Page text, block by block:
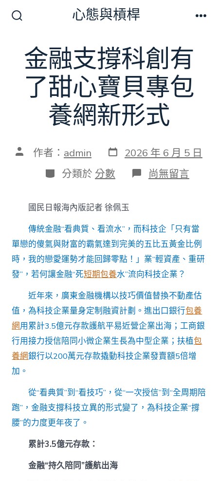
換
開
關
心態與槓桿
金融支撐科創有
了甜心寶貝專包
養網新形式
文 作者： admin 發
表
日
期
2026 年 6 月 5 日
分
類
分類於 分數 在
〈金
科
創
有
了
甜
心
寶
貝
專
包
養
網
新
形
式〉
尚無留言
國民日報海內版記者 徐佩玉
傳統金融“看典質、看流水”，而科技企「只有當
單戀的傻氣與財富的霸氣達到完美的五比五黃金比例
時，我的戀愛運勢才能回歸零點！」業“輕資產、重研
發”，若何讓金融“死短期包養水”流向科技企業？
近年來，廣東金融機構以技巧價值替換不動產估
值，為科技企業量身定制融資計劃。進出口銀行包養
網用累計3.5億元存款護航平易近營企業出海；工商銀
行用接力授信陪同小微企業生長為中型企業；扶植包
養網銀行以200萬元存款撬動科技企業發賣額5倍增
加。
從“看典質”到“看技巧”，從“一次授信”到“全周期陪
跑”，金融支撐科技立異的形式變了，為科技企業“撐
腰”的力度更年夜了。
累計3.5億元存款：
金融“持久陪同”護航出海